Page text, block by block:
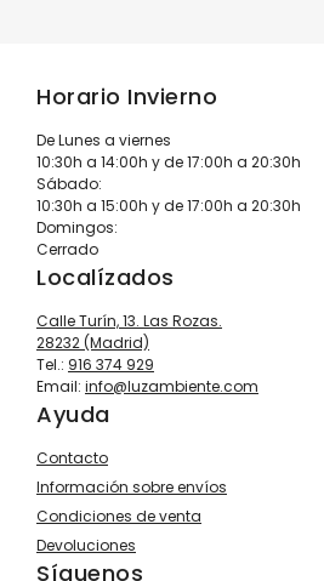
Horario Invierno
De Lunes a viernes
10:30h a 14:00h y de 17:00h a 20:30h
Sábado:
10:30h a 15:00h y de 17:00h a 20:30h
Domingos:
Cerrado
Localízados
Calle Turín, 13. Las Rozas.
28232 (Madrid)
Tel.: 916 374 929
Email: info@luzambiente.com
Ayuda
Contacto
Información sobre envíos
Condiciones de venta
Devoluciones
Síguenos